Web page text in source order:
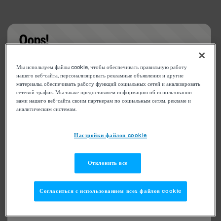
Oops!
Something went wrong. Please try refreshing the
app
Мы используем файлы cookie, чтобы обеспечивать правильную работу
нашего веб-сайта, персонализировать рекламные объявления и другие
материалы, обеспечивать работу функций социальных сетей и анализировать
сетевой трафик. Мы также предоставляем информацию об использовании
вами нашего веб-сайта своим партнерам по социальным сетям, рекламе и
аналитическим системам.
Настройки файлов cookie
Отклонить все
Согласиться с использованием всех файлов cookie